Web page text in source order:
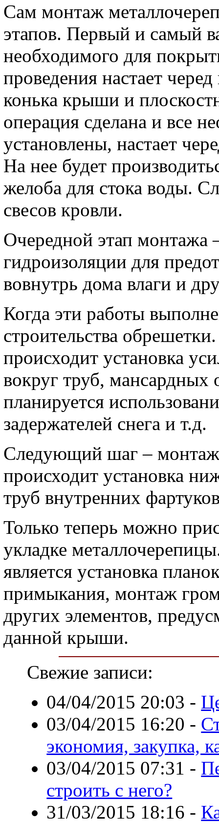
Сам монтаж
этапов. Первый и самый
необходимого для
проведения настает
конька крыши и
операция сделана и все
установлены, настает
На нее будет
желоба для стока воды.
свесов кровли.
Очередной этап монтажа
гидроизоляции для
вовнутрь дома влаги и
Когда эти работы
строительства
происходит установка
вокруг труб, мансардных
планируется
задержателей снега и т.д.
Следующий шаг – монтаж
происходит установка
труб внутренних
Только теперь можно
укладке
является установка
примыкания, монтаж
других элементов,
данной крыши.
Свежие записи:
04/04/2015 20:03 -
03/04/2015 16:20 -
экономия, закупка,
03/04/2015 07:31 -
строить с него?
31/03/2015 18:16 -